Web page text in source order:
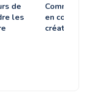
de
les
en
créativité